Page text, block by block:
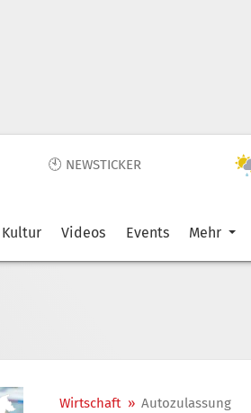
🕙 NEWSTICKER
Kultur Videos Events Mehr
Wirtschaft » Autozulassung